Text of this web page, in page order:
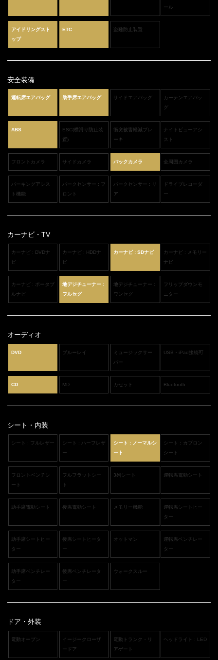
ール
アイドリングスト
ップ
ETC 盗難防止装置
安全装備
運転席エアバッグ 助手席エアバッグ サイドエアバッグ
カーテンエアバッ
グ
ABS
ESC(横滑り防止装
置)
衝突被害軽減ブレ
ーキ
ナイトビューアシ
スト
フロントカメラ サイドカメラ バックカメラ 全周囲カメラ
パーキングアシス
ト機能
パークセンサー : フ
ロント
パークセンサー : リ
ア
ドライブレコーダ
ー
カーナビ・TV
カーナビ : DVDナ
ビ
カーナビ : HDDナ
ビ
カーナビ : SDナビ
カーナビ : メモリー
ナビ
カーナビ : ポータブ
ルナビ
地デジチューナー :
フルセグ
地デジチューナー :
ワンセグ
フリップダウンモ
ニター
オーディオ
DVD ブルーレイ
ミュージックサー
バー
USB・iPad接続可
CD MD カセット Bluetooth
シート・内装
シート : フルレザー
シート : ハーフレザ
ー
シート : ノーマルシ
ート
シート：カブロン
シート
フロントベンチシ
ート
フルフラットシー
ト
3列シート 運転席電動シート
助手席電動シート 後席電動シート メモリー機能
運転席シートヒー
ター
助手席シートヒー
ター
後席シートヒータ
ー
オットマン
運転席ベンチレー
ター
助手席ベンチレー
ター
後席ベンチレータ
ー
ウォークスルー
ドア・外装
電動オープン
イージークローザ
ードア
電動トランク・リ
アゲート
ヘッドライト : LED